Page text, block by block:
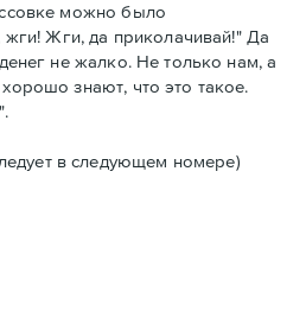
можно было
жги! Жги, да приколачивай!" Да
не жалко. Не только нам, а
знают, что это такое.
в следующем номере)